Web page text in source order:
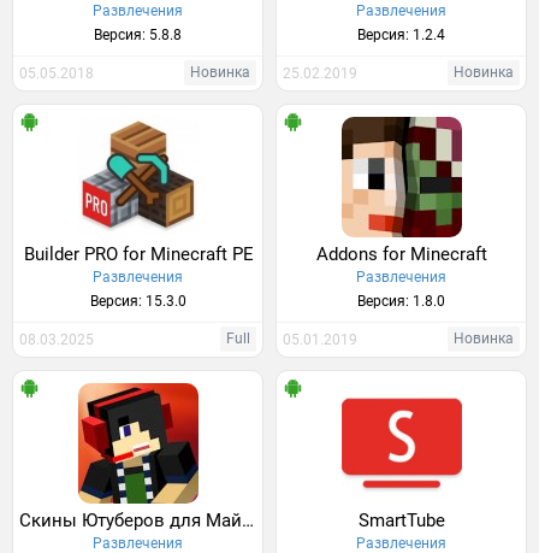
Развлечения
Версия: 5.8.8
05.05.2018 Новинка
Развлечения
Версия: 1.2.4
25.02.2019 Новинка
Builder PRO for Minecraft PE
Развлечения
Версия: 15.3.0
08.03.2025 Full
Addons for Minecraft
Развлечения
Версия: 1.8.0
05.01.2019 Новинка
Скины Ютуберов для Майнкрафт
Развлечения
SmartTube
Развлечения